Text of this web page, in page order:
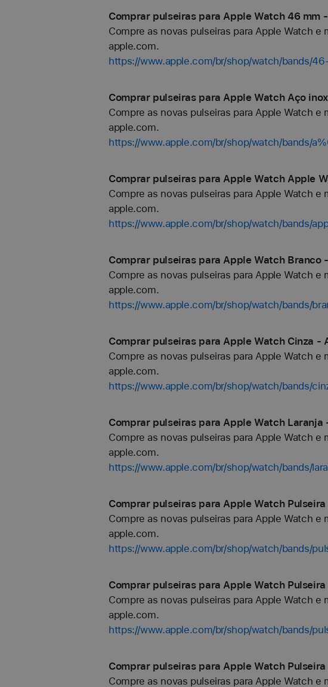
Comprar pulseiras para Apple Watch 46 mm
Compre as novas pulseiras para Apple Watch
apple.com.
https://www.apple.com/br/shop/watch/bands/
Comprar pulseiras para Apple Watch Aço
Compre as novas pulseiras para Apple Watch
apple.com.
https://www.apple.com/br/shop/watch/bands/
Comprar pulseiras para Apple Watch Apple
Compre as novas pulseiras para Apple Watch
apple.com.
https://www.apple.com/br/shop/watch/bands/
Comprar pulseiras para Apple Watch Branco
Compre as novas pulseiras para Apple Watch
apple.com.
https://www.apple.com/br/shop/watch/bands/
Comprar pulseiras para Apple Watch Cinza -
Compre as novas pulseiras para Apple Watch
apple.com.
https://www.apple.com/br/shop/watch/bands/
Comprar pulseiras para Apple Watch Laranja
Compre as novas pulseiras para Apple Watch
apple.com.
https://www.apple.com/br/shop/watch/bands/
Comprar pulseiras para Apple Watch
Compre as novas pulseiras para Apple Watch
apple.com.
https://www.apple.com/br/shop/watch/bands/
Comprar pulseiras para Apple Watch
Compre as novas pulseiras para Apple Watch
apple.com.
https://www.apple.com/br/shop/watch/bands/
Comprar pulseiras para Apple Watch
Compre as novas pulseiras para Apple Watch